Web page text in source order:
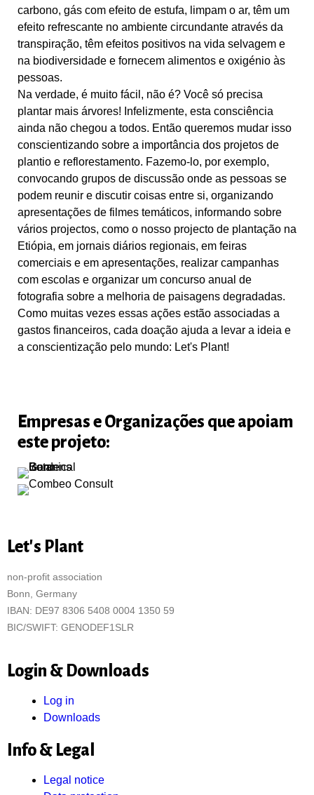
carbono, gás com efeito de estufa, limpam o ar, têm um
efeito refrescante no ambiente circundante através da
transpiração, têm efeitos positivos na vida selvagem e
na biodiversidade e fornecem alimentos e oxigénio às
pessoas.
Na verdade, é muito fácil, não é? Você só precisa
plantar mais árvores! Infelizmente, esta consciência
ainda não chegou a todos. Então queremos mudar isso
conscientizando sobre a importância dos projetos de
plantio e reflorestamento. Fazemo-lo, por exemplo,
convocando grupos de discussão onde as pessoas se
podem reunir e discutir coisas entre si, organizando
apresentações de filmes temáticos, informando sobre
vários projectos, como o nosso projecto de plantação na
Etiópia, em jornais diários regionais, em feiras
comerciais e em apresentações, realizar campanhas
com escolas e organizar um concurso anual de
fotografia sobre a melhoria de paisagens degradadas.
Como muitas vezes essas ações estão associadas a
gastos financeiros, cada doação ajuda a levar a ideia e
a conscientização pelo mundo: Let's Plant!
Empresas e Organizações que apoiam
este projeto:
Let's Plant
non-profit association
Bonn, Germany
IBAN: DE97 8306 5408 0004 1350 59
BIC/SWIFT: GENODEF1SLR
Login & Downloads
Log in
Downloads
Info & Legal
Legal notice